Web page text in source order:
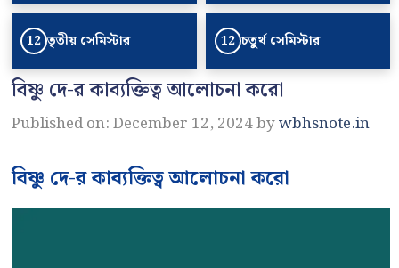
12 তৃতীয় সেমিস্টার 12 চতুর্থ সেমিস্টার
বিষ্ণু দে-র কাব্যক্তিত্ব আলোচনা করো
Published on: December 12, 2024bywbhsnote.in
বিষ্ণু দে-র কাব্যক্তিত্ব আলোচনা করো